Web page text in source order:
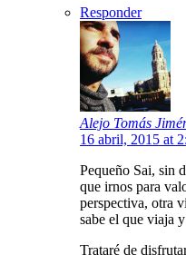
Responder
Alejo Tomás
16 abril, 2015 at
Pequeño Sai, sin
que irnos para
perspectiva, otra
sabe el que viaja
Trataré de